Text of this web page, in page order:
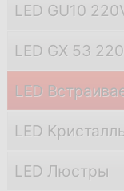
LED GU10
LED GX 53
LED
LED
LED Люстры